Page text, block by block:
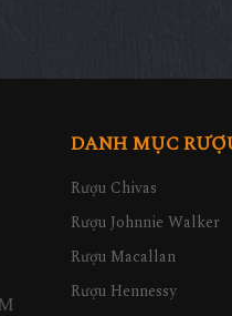
DANH MỤC
Rượu Chivas
Rượu Johnnie Walker
Rượu Macallan
Rượu Hennessy